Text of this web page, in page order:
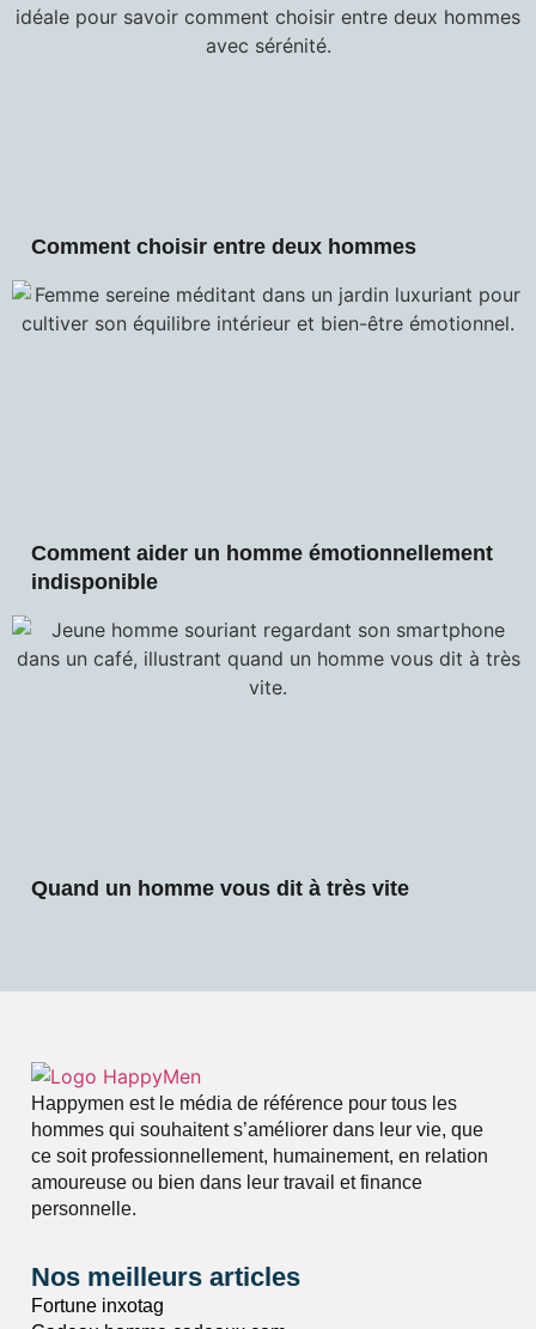
Comment choisir entre deux hommes
Comment aider un homme émotionnellement
indisponible
Quand un homme vous dit à très vite
Happymen est le média de référence pour tous les
hommes qui souhaitent s’améliorer dans leur vie, que
ce soit professionnellement, humainement, en relation
amoureuse ou bien dans leur travail et finance
personnelle.
Nos meilleurs articles
Fortune inxotag